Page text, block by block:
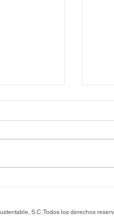
S.C. Todos los derechos